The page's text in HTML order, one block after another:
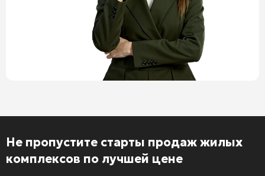
Не пропустите старты продаж жилых
комплексов по лучшей цене